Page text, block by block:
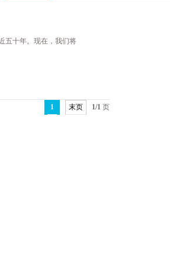
五十年。现在，我们将
1 末页 1/1 页